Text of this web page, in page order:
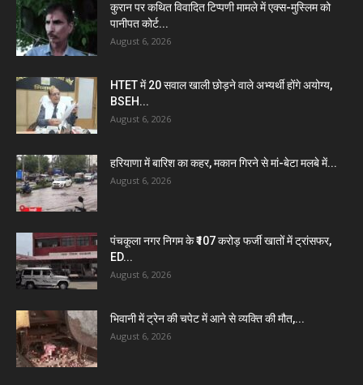
कुरान पर कथित विवादित टिप्पणी मामले में एक्स-मुस्लिम को
पानीपत कोर्ट...
August 6, 2026
HTET में 20 सवाल खाली छोड़ने वाले अभ्यर्थी होंगे अयोग्य,
BSEH...
August 6, 2026
हरियाणा में बारिश का कहर, मकान गिरने से मां-बेटा मलबे में...
August 6, 2026
पंचकूला नगर निगम के ₹107 करोड़ फर्जी खातों में ट्रांसफर,
ED...
August 6, 2026
भिवानी में ट्रेन की चपेट में आने से व्यक्ति की मौत,...
August 6, 2026